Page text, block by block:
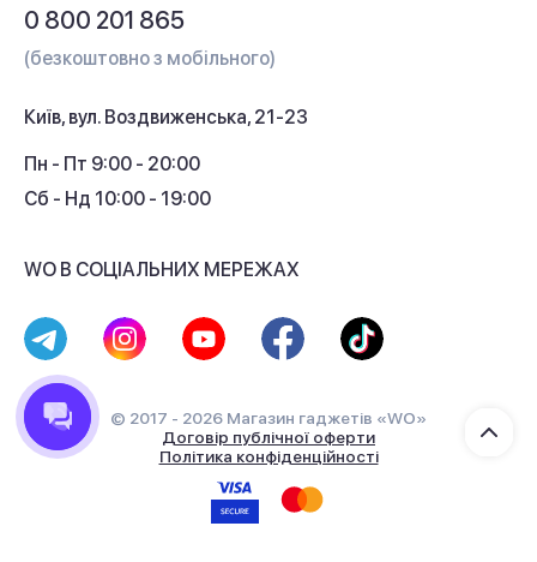
Кешбек
0 800 201 865
(безкоштовно з мобільного)
Київ, вул. Воздвиженська, 21-23
Пн - Пт 9:00 - 20:00
Сб - Нд 10:00 - 19:00
WO В СОЦІАЛЬНИХ МЕРЕЖАХ
© 2017 - 2026 Магазин гаджетів «WO»
Договір публічної оферти
Політика конфіденційності